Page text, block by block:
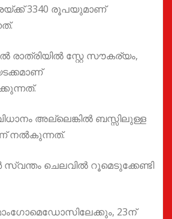
3340 രൂപയുമാണ്
രാത്രിയില്‍ സ്റ്റേ സൗകര്യം,
അല്ലെങ്കില്‍ ബസ്സിലുള്ള
നല്‍കുന്നത്.
ചെലവില്‍ റൂമെടുക്കേണ്ടി
23ന്